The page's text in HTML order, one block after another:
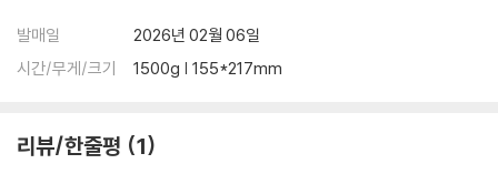
발매일
2026년 02월 06일
시간/무게/크기
1500g | 155*217mm
리뷰/한줄평 1